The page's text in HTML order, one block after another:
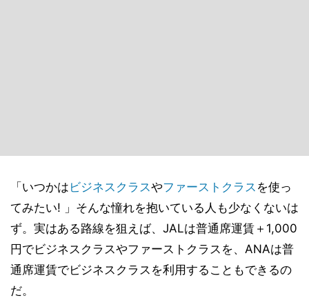
「いつかは ビジネスクラスやファーストクラス を使っ
てみたい! 」そんな憧れを抱いている人も少なくないは
ず。実はある路線を狙えば、JALは普通席運賃＋1,000
円でビジネスクラスやファーストクラスを、ANAは普
通席運賃でビジネスクラスを利用することもできるの
だ。